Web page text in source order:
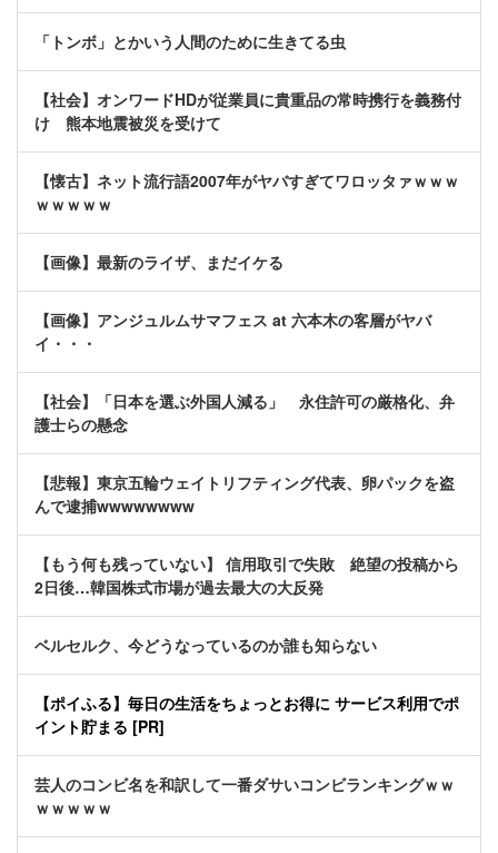
「トンボ」とかいう人間のために生きてる虫
【社会】オンワードHDが従業員に貴重品の常時携行を義務付
け 熊本地震被災を受けて
【懐古】ネット流行語2007年がヤバすぎてワロッタァｗｗｗ
ｗｗｗｗｗ
【画像】最新のライザ、まだイケる
【画像】アンジュルムサマフェス at 六本木の客層がヤバ
イ・・・
【社会】「日本を選ぶ外国人減る」 永住許可の厳格化、弁
護士らの懸念
【悲報】東京五輪ウェイトリフティング代表、卵パックを盗
んで逮捕wwwwwwww
【もう何も残っていない】 信用取引で失敗 絶望の投稿から
2日後…韓国株式市場が過去最大の大反発
ベルセルク、今どうなっているのか誰も知らない
【ポイふる】毎日の生活をちょっとお得に サービス利用でポ
イント貯まる [PR]
芸人のコンビ名を和訳して一番ダサいコンビランキングｗｗ
ｗｗｗｗｗ